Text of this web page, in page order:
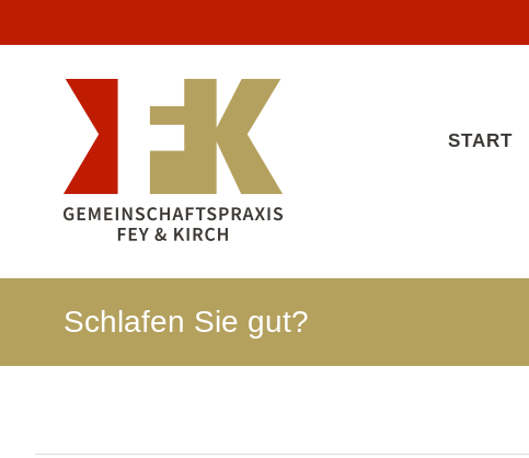
Inhalt
START
Schlafen Sie gut?